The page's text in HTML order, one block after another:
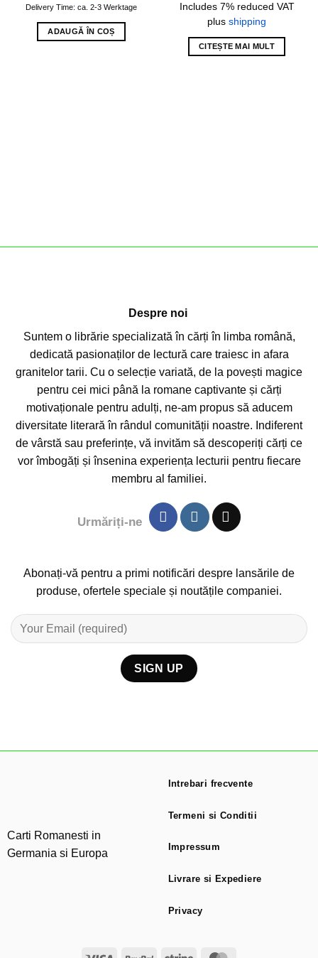
Delivery Time: ca. 2-3 Werktage
ADAUGĂ ÎN COȘ
Includes 7% reduced VAT
plus shipping
CITEȘTE MAI MULT
Despre noi
Suntem o librărie specializată în cărți în limba română,
dedicată pasionaților de lectură care traiesc in afara
granitelor tarii. Cu o selecție variată, de la povești magice
pentru cei mici până la romane captivante și cărți
motivaționale pentru adulți, ne-am propus să aducem
diversitate literară în rândul comunității noastre. Indiferent
de vârstă sau preferințe, vă invităm să descoperiți cărți ce
vor îmbogăți și însenina experiența lecturii pentru fiecare
membru al familiei.
Urmăriți-ne
Abonați-vă pentru a primi notificări despre lansările de
produse, ofertele speciale și noutățile companiei.
Carti Romanesti in
Germania si Europa
Intrebari frecvente
Termeni si Conditii
Impressum
Livrare si Expediere
Privacy